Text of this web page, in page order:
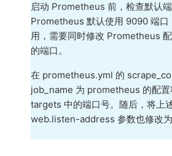
- job_name:
- url: http://
metrics_path: /
    relabel_configs:
- source_labels:
target_label:
启动 Prometheus 前，检查默认端
Prometheus 默认使用 9090 端口
用，需要同时修改 Prometheus
的端口。
在 prometheus.yml 的
job_name 为 prometheus 的配置
targets 中的端口号。随后，将上
web.listen-address 参数也修改为